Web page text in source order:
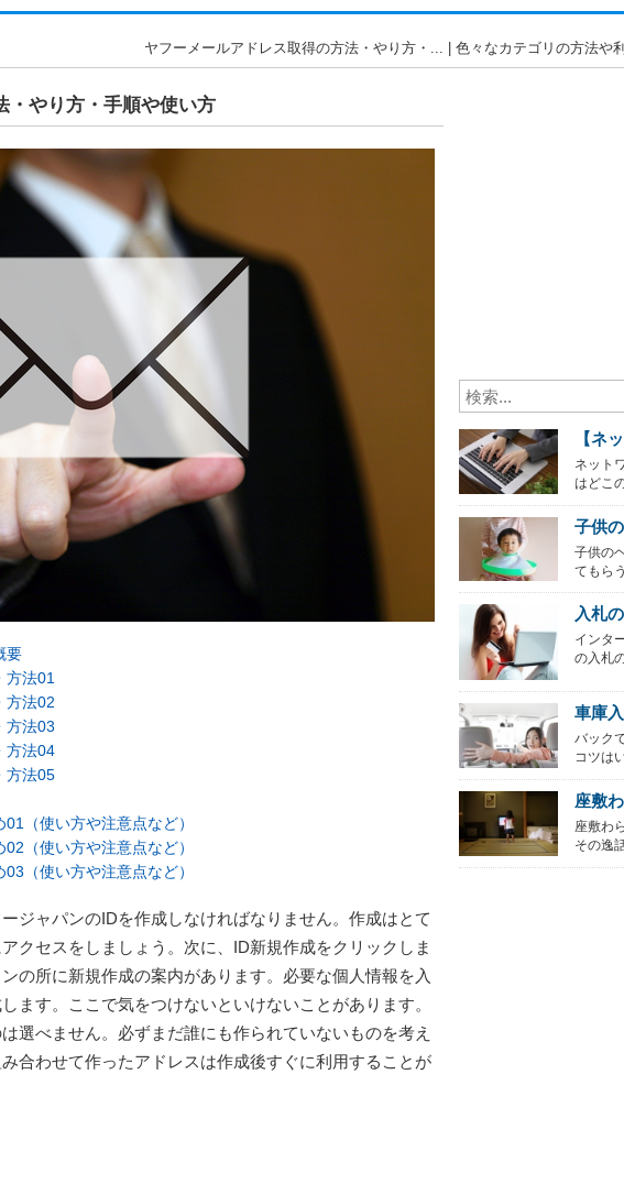
ヤフーメールアドレス取得の方法・やり方・... | 色々なカテゴリの方法や
・やり方・手順や使い方
要
方法01
方法02
方法03
方法04
方法05
（使い方や注意点など）
（使い方や注意点など）
（使い方や注意点など）
ジャパンのIDを作成しなければなりません。作成はとて
クセスをしましょう。次に、ID新規作成をクリックしま
の所に新規作成の案内があります。必要な個人情報を入
ます。ここで気をつけないといけないことがあります。
選べません。必ずまだ誰にも作られていないものを考え
合わせて作ったアドレスは作成後すぐに利用することが
【ネ
ネット
はどこ
子供
子供の
てもら
入札
インタ
の入札
車庫
バック
コツは
座敷
座敷わ
その逸